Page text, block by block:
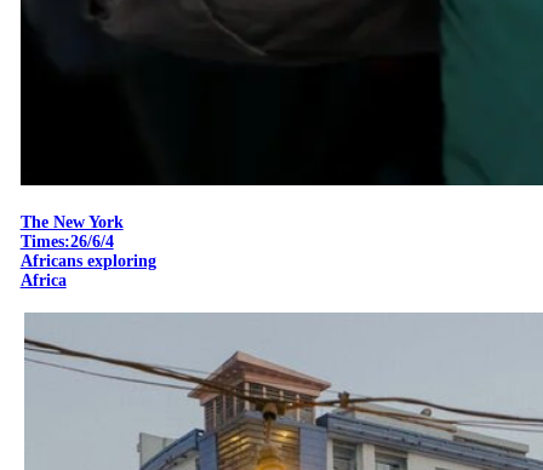
The New York
Times:26/6/4
Africans exploring
Africa